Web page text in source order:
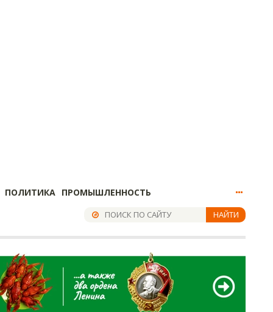
ПОЛИТИКА ПРОМЫШЛЕННОСТЬ
НАЙТИ